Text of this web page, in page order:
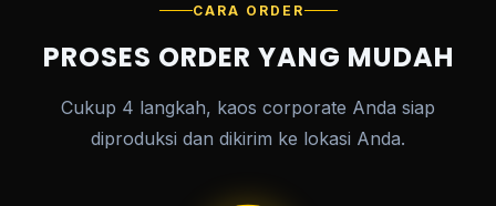
CARA ORDER
PROSES ORDER YANG MUDAH
Cukup 4 langkah, kaos corporate Anda siap
diproduksi dan dikirim ke lokasi Anda.